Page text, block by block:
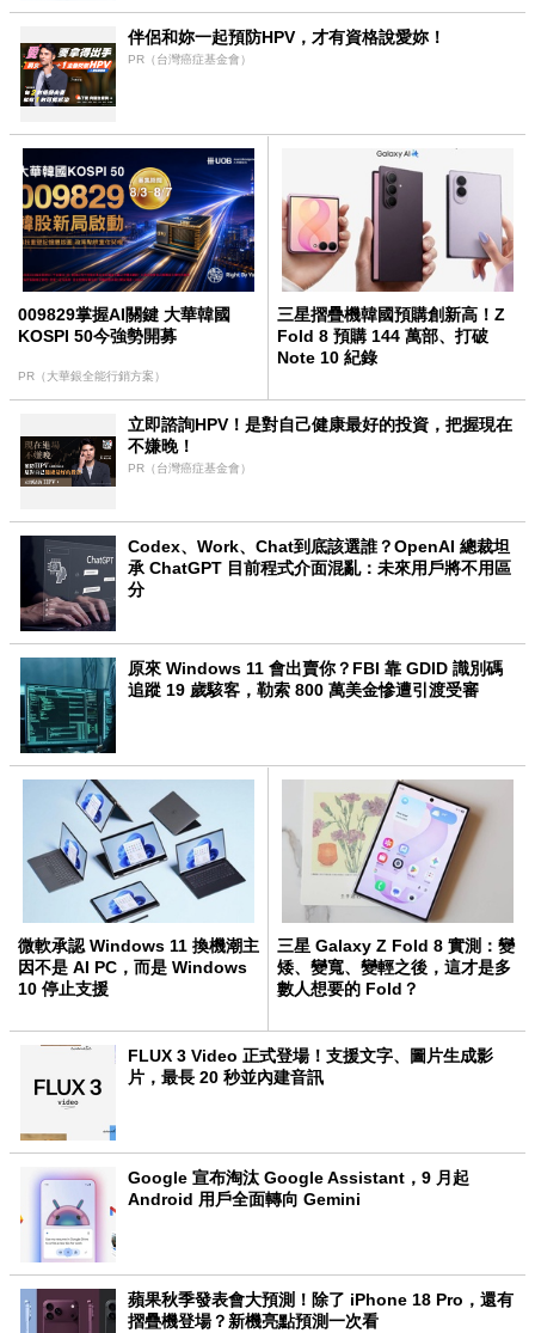
伴侶和妳一起預防HPV，才有資格說愛妳！
PR（台灣癌症基金會）
009829掌握AI關鍵 大華韓國
KOSPI 50今強勢開募
PR（大華銀全能行銷方案）
三星摺疊機韓國預購創新高！Z
Fold 8 預購 144 萬部、打破
Note 10 紀錄
立即諮詢HPV！是對自己健康最好的投資，把握現在
不嫌晚！
PR（台灣癌症基金會）
Codex、Work、Chat到底該選誰？OpenAI 總裁坦
承 ChatGPT 目前程式介面混亂：未來用戶將不用區
分
原來 Windows 11 會出賣你？FBI 靠 GDID 識別碼
追蹤 19 歲駭客，勒索 800 萬美金慘遭引渡受審
微軟承認 Windows 11 換機潮主
因不是 AI PC，而是 Windows
10 停止支援
三星 Galaxy Z Fold 8 實測：變
矮、變寬、變輕之後，這才是多
數人想要的 Fold？
FLUX 3 Video 正式登場！支援文字、圖片生成影
片，最長 20 秒並內建音訊
Google 宣布淘汰 Google Assistant，9 月起
Android 用戶全面轉向 Gemini
蘋果秋季發表會大預測！除了 iPhone 18 Pro，還有
摺疊機登場？新機亮點預測一次看